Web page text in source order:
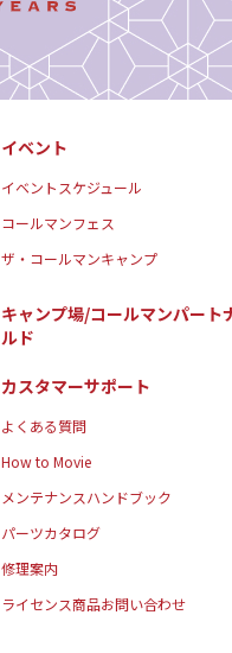
イベント
イベントスケジュール
コールマンフェス
ザ・コールマンキャンプ
キャンプ場/コールマンパート
ルド
カスタマーサポート
よくある質問
How to Movie
メンテナンスハンドブック
パーツカタログ
修理案内
ライセンス商品お問い合わせ